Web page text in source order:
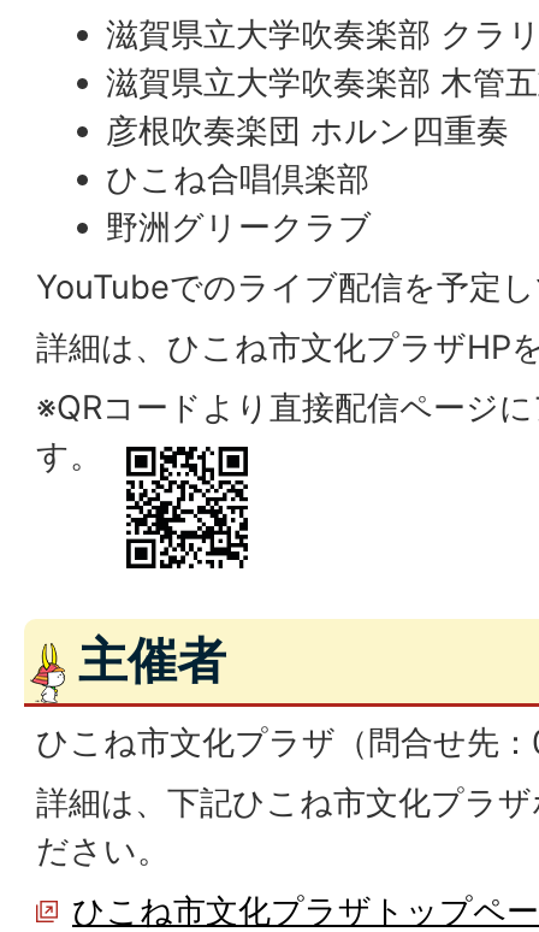
滋賀県立大学吹奏楽部 クラ
滋賀県立大学吹奏楽部 木管
彦根吹奏楽団 ホルン四重奏
ひこね合唱倶楽部
野洲グリークラブ
YouTubeでのライブ配信を予定
詳細は、ひこね市文化プラザHP
※QRコードより直接配信ページ
す。
主催者
ひこね市文化プラザ（問合せ先
詳細は、下記ひこね市文化プラ
ださい。
ひこね市文化プラザトップペ